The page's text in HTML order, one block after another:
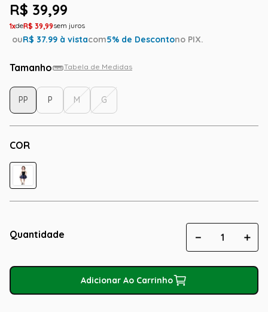
R$ 39,99
1 R$ 39,99
ouR$ 37.99 à vistacom5% de Descontono PIX.
Tamanho Tabela de Medidas
COR
PP P M G
Quantidade ＋
－
Adicionar Ao Carrinho